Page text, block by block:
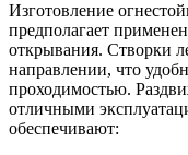
Изготовление
предполагает
открывания. Створки
направлении, что
проходимостью.
отличными
обеспечивают: